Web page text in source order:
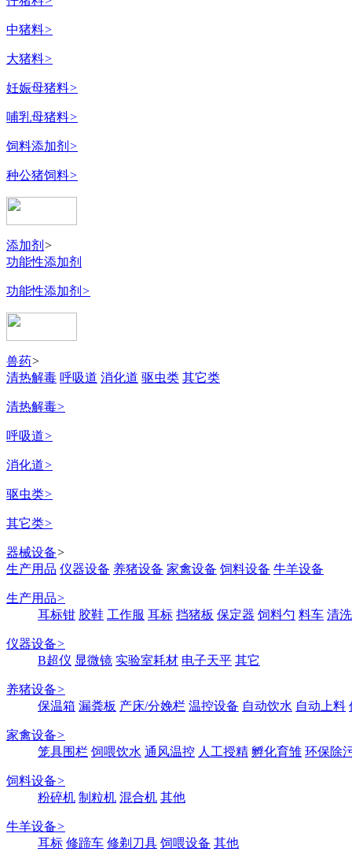
中猪料>
大猪料>
妊娠母猪料>
哺乳母猪料>
饲料添加剂 >
种公猪饲料>
添加剂 >
功能性添加剂
功能性添加剂 >
兽药>
清热解毒 呼吸道 消化道 驱虫类 其它类
清热解毒>
呼吸道>
消化道>
驱虫类>
其它类>
器械设备>
生产用品 仪器设备 养猪设备 家禽设备 饲料设备 牛羊设备
生产用品>
耳标钳 胶鞋 工作服 耳标 挡猪板 保定器 饲料勺 料车 清
仪器设备>
B超仪 显微镜 实验室耗材 电子天平 其它
养猪设备>
保温箱 漏粪板 产床/分娩栏 温控设备 自动饮水 自动上料
家禽设备>
笼具围栏 饲喂饮水 通风温控 人工授精 孵化育雏 环保除
饲料设备>
粉碎机 制粒机 混合机 其他
牛羊设备>
耳标 修蹄车 修剃刀具 饲喂设备 其他